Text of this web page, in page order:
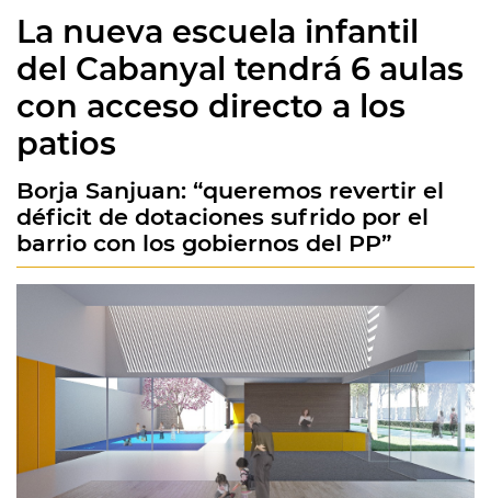
La nueva escuela infantil
del Cabanyal tendrá 6 aulas
con acceso directo a los
patios
Borja Sanjuan: “queremos revertir el
déficit de dotaciones sufrido por el
barrio con los gobiernos del PP”